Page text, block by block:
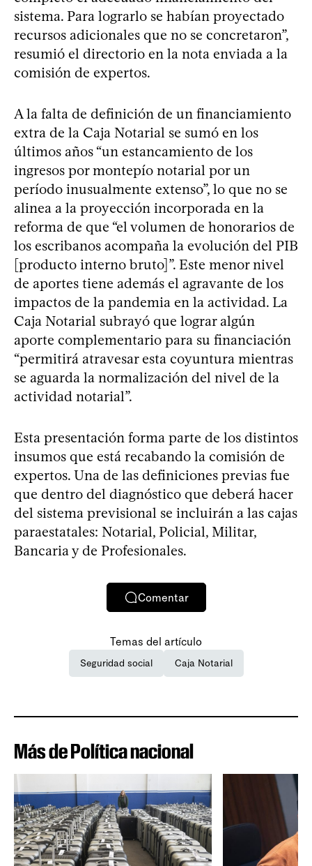
sistema. Para lograrlo se habían proyectado
recursos adicionales que no se concretaron”,
resumió el directorio en la nota enviada a la
comisión de expertos.
A la falta de definición de un financiamiento
extra de la Caja Notarial se sumó en los
últimos años “un estancamiento de los
ingresos por montepío notarial por un
período inusualmente extenso”, lo que no se
alinea a la proyección incorporada en la
reforma de que “el volumen de honorarios de
los escribanos acompaña la evolución del PIB
[producto interno bruto]”. Este menor nivel
de aportes tiene además el agravante de los
impactos de la pandemia en la actividad. La
Caja Notarial subrayó que lograr algún
aporte complementario para su financiación
“permitirá atravesar esta coyuntura mientras
se aguarda la normalización del nivel de la
actividad notarial”.
Esta presentación forma parte de los distintos
insumos que está recabando la comisión de
expertos. Una de las definiciones previas fue
que dentro del diagnóstico que deberá hacer
del sistema previsional se incluirán a las cajas
paraestatales: Notarial, Policial, Militar,
Bancaria y de Profesionales.
Comentar
Temas del artículo
Seguridad social Caja Notarial
Más de Política nacional